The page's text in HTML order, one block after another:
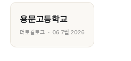
용문고등학교
더로컬로그 06 7월 2026